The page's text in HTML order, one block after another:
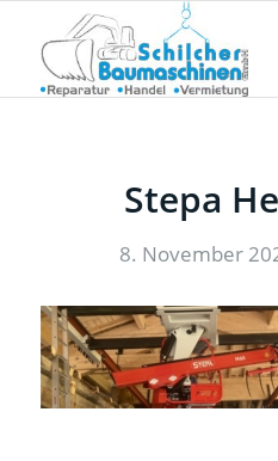
Stepa
8. November